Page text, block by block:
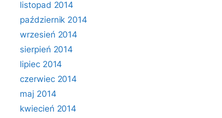
listopad 2014
październik 2014
wrzesień 2014
sierpień 2014
lipiec 2014
czerwiec 2014
maj 2014
kwiecień 2014